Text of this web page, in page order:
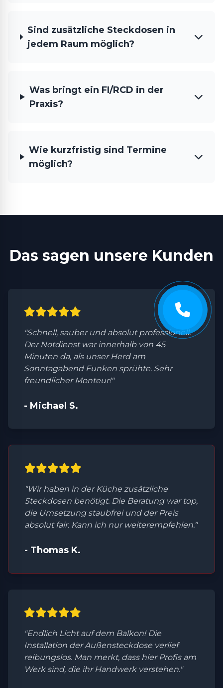
Sind zusätzliche Steckdosen in
jedem Raum möglich?
Was bringt ein FI/RCD in der
Praxis?
Wie kurzfristig sind Termine
möglich?
Das sagen unsere Kunden
"Schnell, sauber und absolut professionell.
Der Notdienst war innerhalb von 45
Minuten da, als unser Herd am
Sonntagabend Funken sprühte. Sehr
freundlicher Monteur!"
- Michael S.
"Wir haben in der Küche zusätzliche
Steckdosen benötigt. Die Beratung war top,
die Umsetzung staubfrei und der Preis
absolut fair. Kann ich nur weiterempfehlen."
- Thomas K.
"Endlich Licht auf dem Balkon! Die
Installation der Außensteckdose verlief
reibungslos. Man merkt, dass hier Profis am
Werk sind, die ihr Handwerk verstehen."